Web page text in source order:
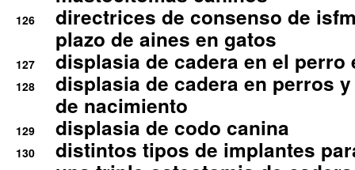
126
directrices de consenso de
plazo de aines en gatos
127 displasia de cadera en el perro
128
displasia de cadera en perros
de nacimiento
129 displasia de codo canina
130
distintos tipos de implantes